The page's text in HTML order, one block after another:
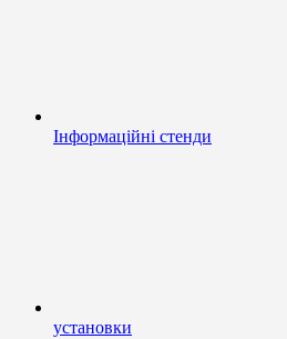
Інформаційні стенди
установки